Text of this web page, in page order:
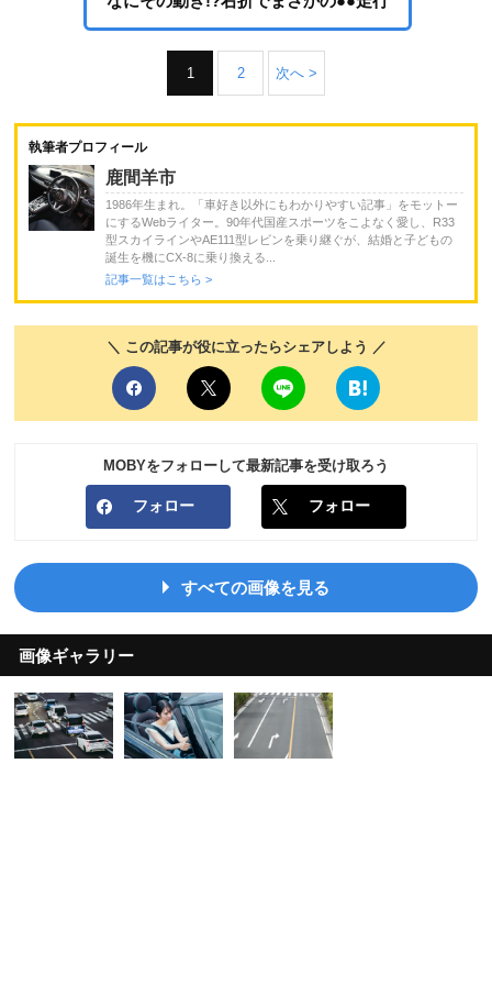
1 2 次へ >
執筆者プロフィール
鹿間羊市
1986年生まれ。「車好き以外にもわかりやすい記事」をモットー
にするWebライター。90年代国産スポーツをこよなく愛し、R33
型スカイラインやAE111型レビンを乗り継ぐが、結婚と子どもの
誕生を機にCX-8に乗り換える...
記事一覧はこちら >
＼ この記事が役に立ったらシェアしよう ／
MOBYをフォローして最新記事を受け取ろう
フォロー フォロー
すべての画像を見る
画像ギャラリー